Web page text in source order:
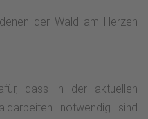
der Wald am Herzen
dass in der aktuellen
notwendig sind